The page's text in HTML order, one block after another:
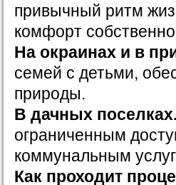
привычный ритм
комфорт
На окраинах и в
семей с детьми,
природы.
В дачных поселках.
ограниченным
коммунальным
Как проходит